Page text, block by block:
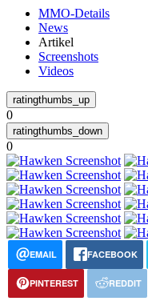
MMO-Details
News
Artikel
Screenshots
Videos
0
0
EMAIL FACEBOOK
PINTEREST REDDIT